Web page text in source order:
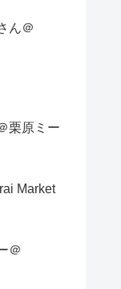
ん＠
栗原ミー
Market
＠